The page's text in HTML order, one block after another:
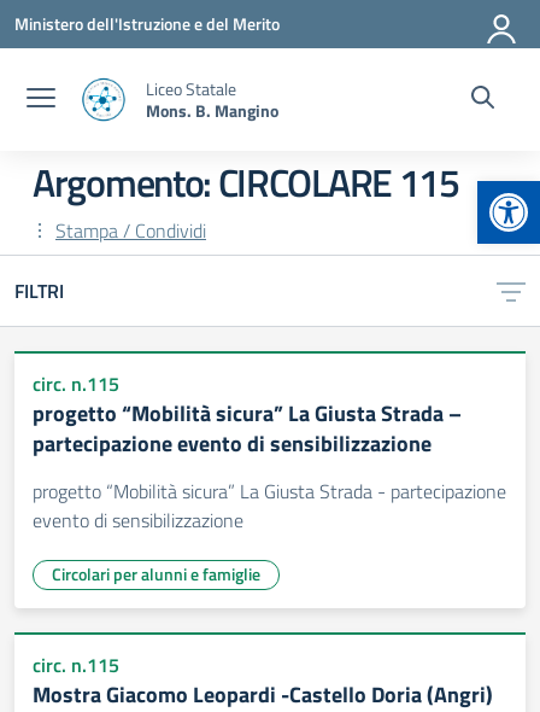
Vai ai contenuti
Vai al menu di navigazione
Vai al footer
Ministero dell'Istruzione e del Merito
Liceo Statale
Mons. B. Mangino
Argomento: CIRCOLARE 115
Stampa / Condividi
FILTRI
circ. n.115
progetto “Mobilità sicura” La Giusta Strada –
partecipazione evento di sensibilizzazione
progetto “Mobilità sicura” La Giusta Strada - partecipazione
evento di sensibilizzazione
Circolari per alunni e famiglie
circ. n.115
Mostra Giacomo Leopardi -Castello Doria (Angri)